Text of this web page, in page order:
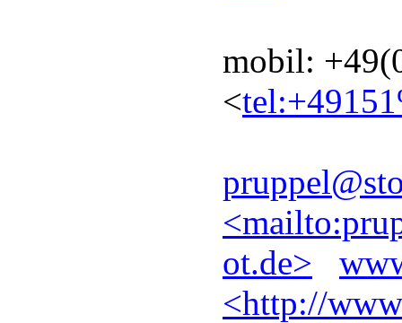
mobil:
<
ot.de>
<http://